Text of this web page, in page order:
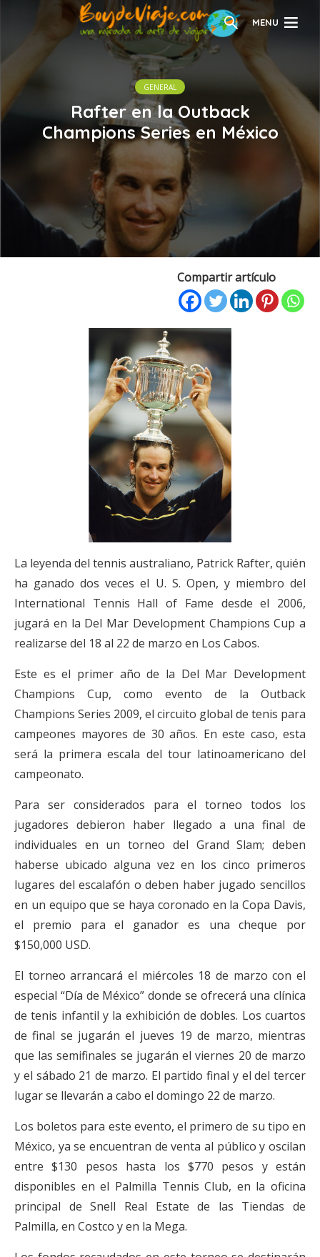
MENU
GENERAL
Rafter en la Outback
Champions Series en México
Compartir artículo
La leyenda del tennis australiano, Patrick Rafter, quién
ha ganado dos veces el U. S. Open, y miembro del
International Tennis Hall of Fame desde el 2006,
jugará en la Del Mar Development Champions Cup a
realizarse del 18 al 22 de marzo en Los Cabos.
Este es el primer año de la Del Mar Development
Champions Cup, como evento de la Outback
Champions Series 2009, el circuito global de tenis para
campeones mayores de 30 años. En este caso, esta
será la primera escala del tour latinoamericano del
campeonato.
Para ser considerados para el torneo todos los
jugadores debieron haber llegado a una final de
individuales en un torneo del Grand Slam; deben
haberse ubicado alguna vez en los cinco primeros
lugares del escalafón o deben haber jugado sencillos
en un equipo que se haya coronado en la Copa Davis,
el premio para el ganador es una cheque por
$150,000 USD.
El torneo arrancará el miércoles 18 de marzo con el
especial “Día de México” donde se ofrecerá una clínica
de tenis infantil y la exhibición de dobles. Los cuartos
de final se jugarán el jueves 19 de marzo, mientras
que las semifinales se jugarán el viernes 20 de marzo
y el sábado 21 de marzo. El partido final y el del tercer
lugar se llevarán a cabo el domingo 22 de marzo.
Los boletos para este evento, el primero de su tipo en
México, ya se encuentran de venta al público y oscilan
entre $130 pesos hasta los $770 pesos y están
disponibles en el Palmilla Tennis Club, en la oficina
principal de Snell Real Estate de las Tiendas de
Palmilla, en Costco y en la Mega.